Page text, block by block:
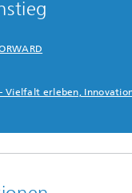
Vielfalt erleben,